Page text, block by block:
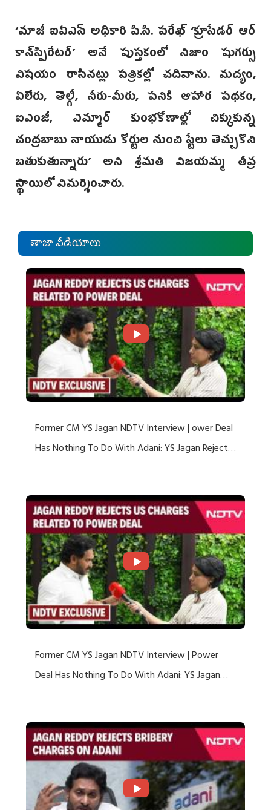
‘మాజీ ఐఏఎస్ అధికారి పి.సి. పరే‌ఖ్ ‘క్రూసేడ‌ర్ ఆ‌ర్
కా‌న్‌స్పిరేటర్’ అనే పుస్తకంలో నిజాం షుగర్సు
విషయం రాసినట్లు పత్రికల్లో చదివాను. మద్యం,
ఏలేరు, తెల్గీ, నీరు-మీరు, పనికి ఆహార పథకం,
ఐఎంజీ, ఎమ్మార్ కుంభకోణాల్లో చిక్కుకున్న
చంద్రబాబు‌ నాయుడు కోర్టుల నుంచి స్టేలు తెచ్చుకొని
బతుకుతున్నారు’ అని శ్రీమతి విజయమ్మ తీవ్ర
స్థాయిలో విమర్శించారు.
తాజా వీడియోలు
Former CM YS Jagan NDTV Interview | ower Deal
Has Nothing To Do With Adani: YS Jagan Rejects
Former CM YS Jagan NDTV Interview | Power
Deal Has Nothing To Do With Adani: YS Jagan